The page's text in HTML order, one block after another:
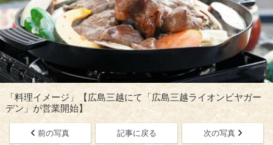
「料理イメージ」【広島三越にて「広島三越ライオンビヤガー
デン」が営業開始】
前の写真 記事に戻る 次の写真